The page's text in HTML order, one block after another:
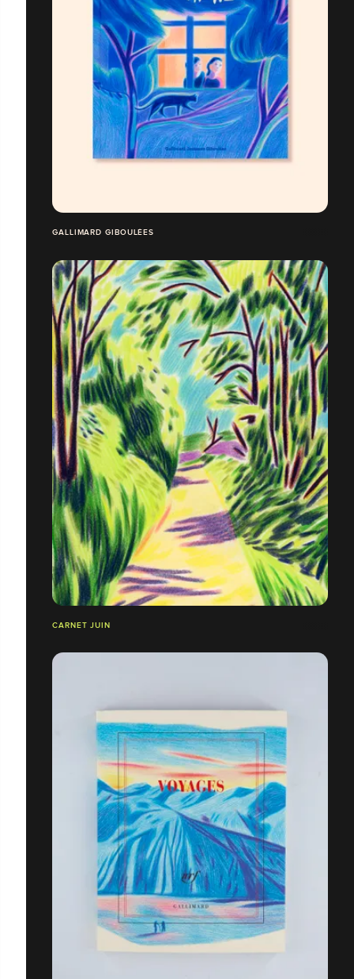
GALLIMARD GIBOULÉES
CARNET JUIN